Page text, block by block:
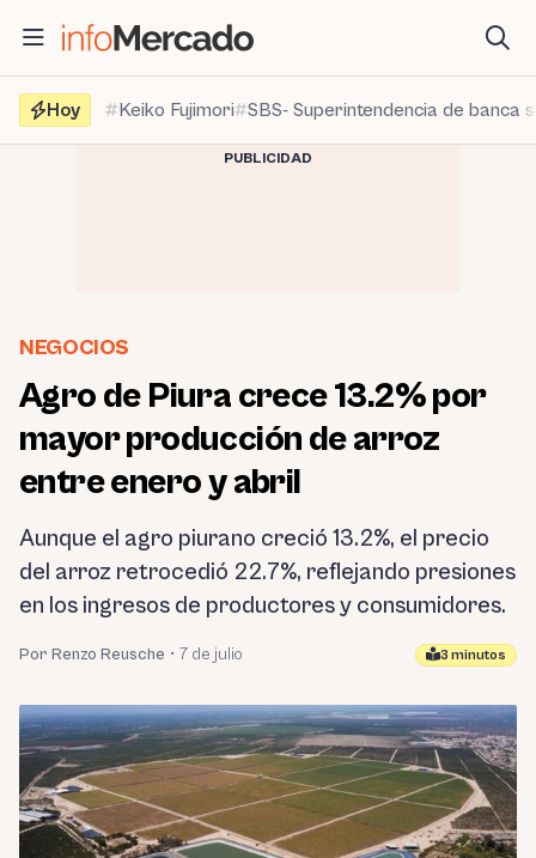
contenido
Hoy
Keiko Fujimori SBS- Superintendencia de banca
PUBLICIDAD
NEGOCIOS
Agro de Piura crece 13.2% por
mayor producción de arroz
entre enero y abril
Aunque el agro piurano creció 13.2%, el precio
del arroz retrocedió 22.7%, reflejando presiones
en los ingresos de productores y consumidores.
Por Renzo Reusche • 7 de julio 3 minutos